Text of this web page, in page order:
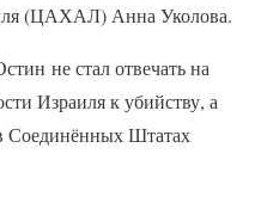
(ЦАХАЛ) Анна Уколова.
не стал отвечать на
Израиля к убийству, а
Соединённых Штатах